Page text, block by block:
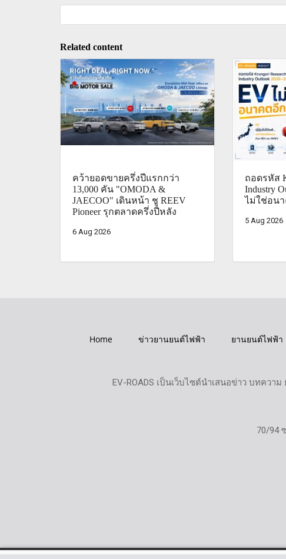
Related content
คว้ายอดขายครึ่งปีแรกกว่า
13,000 คัน "OMODA &
JAECOO" เดินหน้า ชู REEV
Pioneer รุกตลาดครึ่งปีหลัง
6 Aug 2026
ถอดรหัส
Industry
ไม่ใช่อน
5 Aug 2026
Home ข่าวยานยนต์ไฟฟ้า ยานยนต์ไฟฟ้า
EV-ROADS เป็นเว็บไซต์นำเสนอข่าว บทคว
70/94